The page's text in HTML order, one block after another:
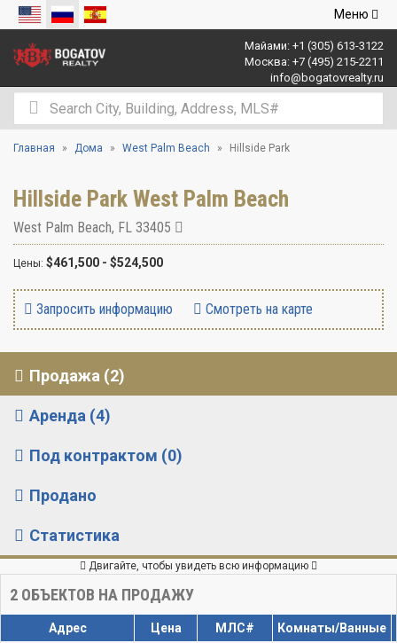
Открыть
Меню
Майами: +1 (305) 613-3122
Москва: +7 (495) 215-2211
info@bogatovrealty.ru
Главная Дома West Palm Beach Hillside Park
Hillside Park West Palm Beach
West Palm Beach, FL 33405
Цены: $461,500 - $524,500
Запросить информацию Смотреть на карте
Продажа (2)
Аренда (4)
Под контрактом (0)
Продано
Статистика
Двигайте, чтобы увидеть всю информацию
2 ОБЪЕКТОВ НА ПРОДАЖУ
Адрес Цена МЛС# Комнаты/Ванные